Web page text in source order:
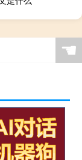
☚